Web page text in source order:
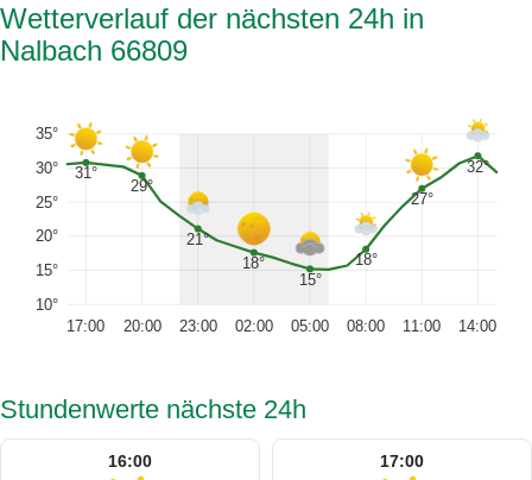
Wetterverlauf der nächsten 24h in
Nalbach 66809
10°
15°
20°
25°
30°
35°
31°
29°
21°
18°
15°
18°
27°
32°
17:00 20:00 23:00 02:00 05:00 08:00 11:00 14:00
Stundenwerte nächste 24h
16:00 17:00